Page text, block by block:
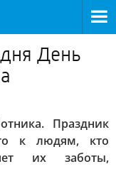
День
Праздник
к людям, кто
их заботы,